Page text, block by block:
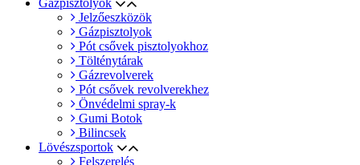
Gázpisztolyok
Jelzőeszközök
Gázpisztolyok
Pót csővek pisztolyokhoz
Tölténytárak
Gázrevolverek
Pót csővek revolverekhez
Önvédelmi spray-k
Gumi Botok
Bilincsek
Lövészsportok
Felszerelés